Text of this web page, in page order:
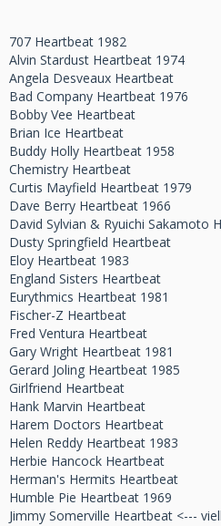
707 Heartbeat 1982
Alvin Stardust Heartbeat 1974
Angela Desveaux Heartbeat
Bad Company Heartbeat 1976
Bobby Vee Heartbeat
Brian Ice Heartbeat
Buddy Holly Heartbeat 1958
Chemistry Heartbeat
Curtis Mayfield Heartbeat 1979
Dave Berry Heartbeat 1966
David Sylvian & Ryuichi Sakamoto
Dusty Springfield Heartbeat
Eloy Heartbeat 1983
England Sisters Heartbeat
Eurythmics Heartbeat 1981
Fischer-Z Heartbeat
Fred Ventura Heartbeat
Gary Wright Heartbeat 1981
Gerard Joling Heartbeat 1985
Girlfriend Heartbeat
Hank Marvin Heartbeat
Harem Doctors Heartbeat
Helen Reddy Heartbeat 1983
Herbie Hancock Heartbeat
Herman's Hermits Heartbeat
Humble Pie Heartbeat 1969
Jimmy Somerville Heartbeat <---